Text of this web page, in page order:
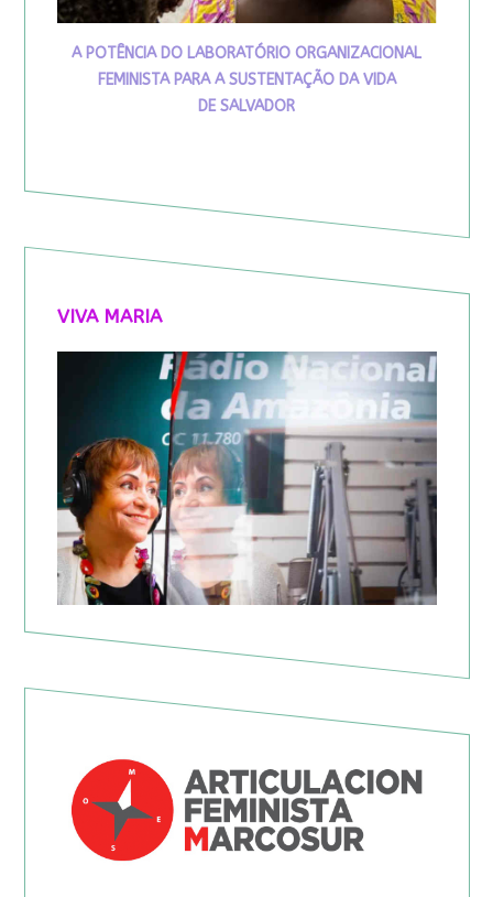
A POTÊNCIA DO LABORATÓRIO ORGANIZACIONAL
FEMINISTA PARA A SUSTENTAÇÃO DA VIDA
DE SALVADOR
VIVA MARIA